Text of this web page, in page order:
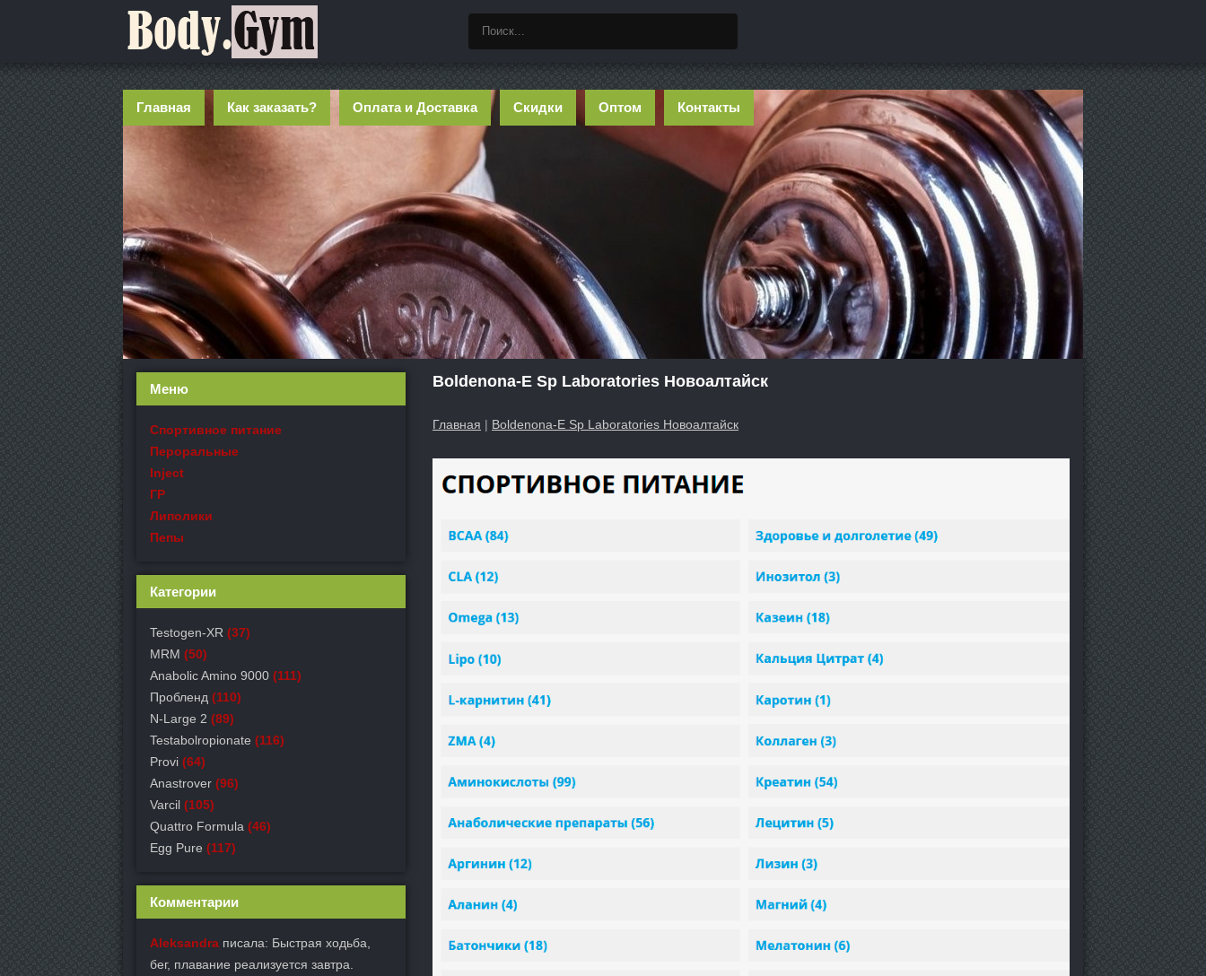
Главная Как заказать? Оплата и Доставка Скидки Оптом Контакты
Boldenona-E Sp Laboratories Новоалтайск
Главная | Boldenona-E Sp Laboratories Новоалтайск
Меню
Спортивное питание
Пероральные
Inject
ГР
Липолики
Пепы
Категории
Testogen-XR (37)
MRM (50)
Anabolic Amino 9000 (111)
Пробленд (110)
N-Large 2 (89)
Testabolropionate (116)
Provi (64)
Anastrover (96)
Varcil (105)
Quattro Formula (46)
Egg Pure (117)
Комментарии
Aleksandra писала: Быстрая ходьба,
бег, плавание реализуется завтра.